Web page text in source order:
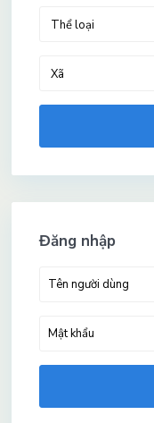
Thể loại
Xã
Đăng nhập